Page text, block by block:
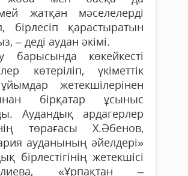
жатқан мәселелерді
бірлесіп қарастыратын
– деді аудан әкімі.
барысында көкейкесті
көте­ріліп, үкіметтік
жетекшілерінен
бірқатар ұсыныс
Аудандық ардагерлер
төрағасы Х.Әбенов,
ауданының әйелдері»
бірлестігінің жетекшісі
«Ұрпақтан –